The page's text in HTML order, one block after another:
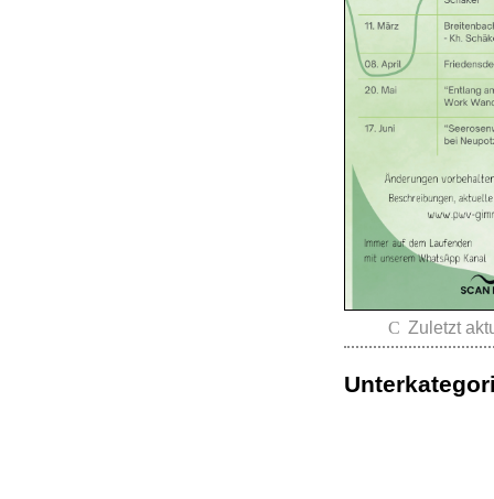
Zuletzt